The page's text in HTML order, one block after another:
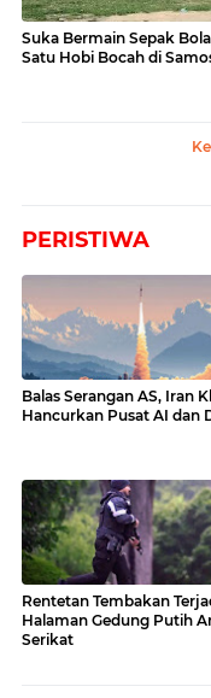
Suka Bermain Sepak
Satu Hobi Bocah di
PERISTIWA
Balas Serangan AS, Iran
Hancurkan Pusat AI dan
Rentetan Tembakan
Halaman Gedung Putih
Serikat